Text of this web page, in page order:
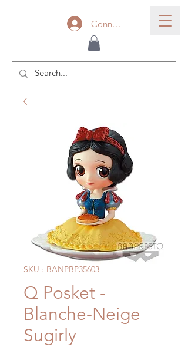
Connexion
SKU : BANPBP35603
Q Posket -
Blanche-Neige
Sugirly